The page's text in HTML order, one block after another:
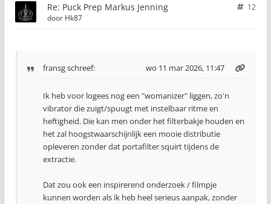
Re: Puck Prep Markus Jenning
12
door Hk87
fransgschreef: wo 11 mar 2026, 11:47
Ik heb voor logees nog een "womanizer" liggen, zo'n
vibrator die zuigt/spuugt met instelbaar ritme en
heftigheid. Die kan men onder het filterbakje houden en
het zal hoogstwaarschijnlijk een mooie distributie
opleveren zonder dat portafilter squirt tijdens de
extractie.
Dat zou ook een inspirerend onderzoek / filmpje
kunnen worden als ik heb heel serieus aanpak, zonder